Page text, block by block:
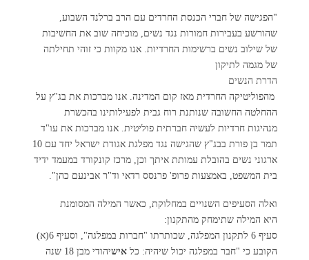
"הפגישה של חברי הכנסת החרדים עם הרב ברלנד השבוע,
שהורשע בעבירות חמורות נגד נשים, מוכיחה שוב את החשיבות
של שילוב נשים ברשימות החרדיות. אנו מקוות כי זוהי תחילתה
של מגמה לתיקון
הדרת הנשים
מהפוליטיקה החרדית מאז קום המדינה. אנו מברכות את בג"ץ על
ההחלטה החשובה שנותנת רוח גבית לפעילותינו בהכשרת
מנהיגות חרדיות לעשיה חברתית פוליטית. אנו מברכות את עו"ד
תמר בן פורת בבג"ץ שהגישה נגד מפלגת אגודת ישראל יחד עם 10
ארגוני נשים בהובלת עמותת איתך וכן, מרכז קונקורד במעמד ידיד
בית המשפט, באמצעות פרופ' פרנסס רדאי וד"ר אבינעם כהן".
ואלה הסעיפים השנויים במחלוקת, כאשר המילה המסומנת
היא המילה שתימחק מהתקנון:
סעיף 6 לתקנון המפלגה, שכותרתו "חברות במפלגה", וסעיף 6(א)
הקובע כי "חבר במפלגה יכול שיהיה: כלאיש
יהודי מבן 18 שנה